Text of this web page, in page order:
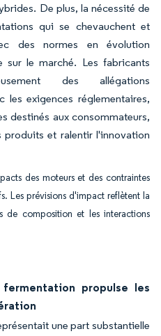
De plus, la nécessité de
qui se chevauchent et
des normes en évolution
sur le marché. Les fabricants
des allégations
les exigences réglementaires,
destinés aux consommateurs,
et ralentir l'innovation
des moteurs et des contraintes
Les prévisions d'impact reflètent la
de composition et les interactions
propulse les
une part substantielle